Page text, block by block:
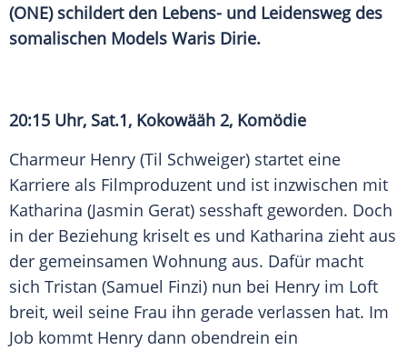
(ONE) schildert den Lebens- und Leidensweg des
somalischen Models Waris Dirie.
20:15 Uhr, Sat.1, Kokowääh 2, Komödie
Charmeur Henry (Til Schweiger) startet eine
Karriere als Filmproduzent und ist inzwischen mit
Katharina (Jasmin Gerat) sesshaft geworden. Doch
in der Beziehung kriselt es und Katharina zieht aus
der gemeinsamen Wohnung aus. Dafür macht
sich Tristan (Samuel Finzi) nun bei Henry im Loft
breit, weil seine Frau ihn gerade verlassen hat. Im
Job kommt Henry dann obendrein ein